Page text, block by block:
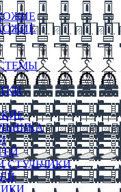
СТУЛЬЧИКИ